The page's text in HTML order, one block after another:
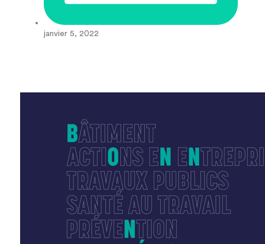
janvier 5, 2022